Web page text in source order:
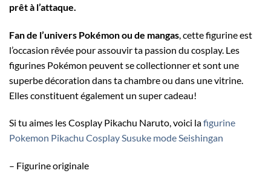
prêt à l’attaque.
Fan de l’univers Pokémon ou de mangas , cette figurine est
l’occasion rêvée pour assouvir ta passion du cosplay. Les
figurines Pokémon peuvent se collectionner et sont une
superbe décoration dans ta chambre ou dans une vitrine.
Elles constituent également un super cadeau!
Si tu aimes les Cosplay Pikachu Naruto, voici lafigurine
Pokemon Pikachu Cosplay Susuke mode Seishingan
– Figurine originale